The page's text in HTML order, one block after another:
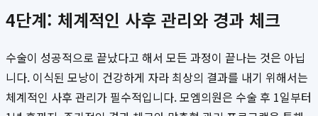
4단계: 체계적인 사후 관리와 경과 체크
수술이 성공적으로 끝났다고 해서 모든 과정이 끝나는 것은 아닙
니다. 이식된 모낭이 건강하게 자라 최상의 결과를 내기 위해서는
체계적인 사후 관리가 필수적입니다. 모엠의원은 수술 후 1일부터